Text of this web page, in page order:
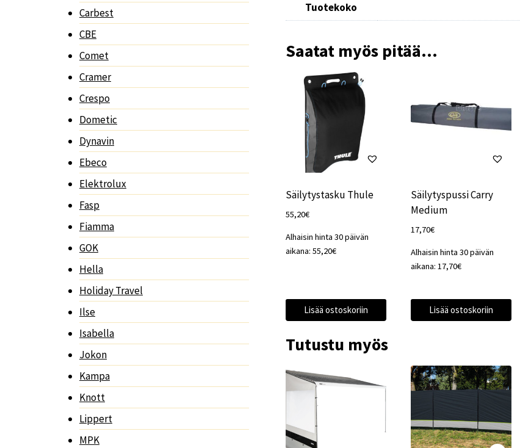
Tuotekoko
Saatat myös pitää...
Säilytystasku Thule
55,20€
Alhaisin hinta 30 päivän
aikana: 55,20€
Lisää ostoskoriin
Säilytyspussi Carry
Medium
17,70€
Alhaisin hinta 30 päivän
aikana: 17,70€
Lisää ostoskoriin
Tutustu myös
Carbest
CBE
Comet
Cramer
Crespo
Dometic
Dynavin
Ebeco
Elektrolux
Fasp
Fiamma
GOK
Hella
Holiday Travel
Ilse
Isabella
Jokon
Kampa
Knott
Lippert
MPK